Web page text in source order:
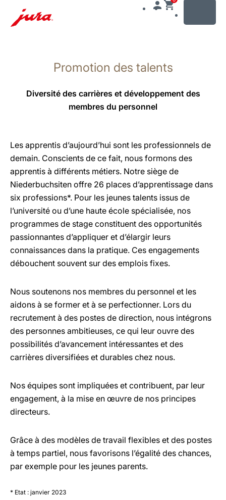
Promotion des talents
Diversité des carrières et développement des
membres du personnel
Les apprentis d’aujourd’hui sont les professionnels de
demain. Conscients de ce fait, nous formons des
apprentis à différents métiers. Notre siège de
Niederbuchsiten offre 26 places d’apprentissage dans
six professions*. Pour les jeunes talents issus de
l’université ou d’une haute école spécialisée, nos
programmes de stage constituent des opportunités
passionnantes d’appliquer et d’élargir leurs
connaissances dans la pratique. Ces engagements
débouchent souvent sur des emplois fixes.
Nous soutenons nos membres du personnel et les
aidons à se former et à se perfectionner. Lors du
recrutement à des postes de direction, nous intégrons
des personnes ambitieuses, ce qui leur ouvre des
possibilités d’avancement intéressantes et des
carrières diversifiées et durables chez nous.
Nos équipes sont impliquées et contribuent, par leur
engagement, à la mise en œuvre de nos principes
directeurs.
Grâce à des modèles de travail flexibles et des postes
à temps partiel, nous favorisons l’égalité des chances,
par exemple pour les jeunes parents.
* Etat : janvier 2023